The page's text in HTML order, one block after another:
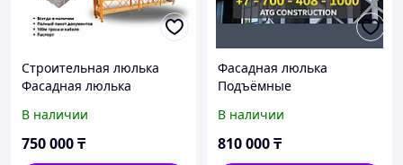
Строительная люлька
Фасадная люлька
оборудование zlp 630
В наличии
750 000₸
Фасадная люлька
Подъёмные
В наличии
810 000₸